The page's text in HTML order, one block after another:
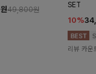
원49,800원
SET
10%
리뷰 카운